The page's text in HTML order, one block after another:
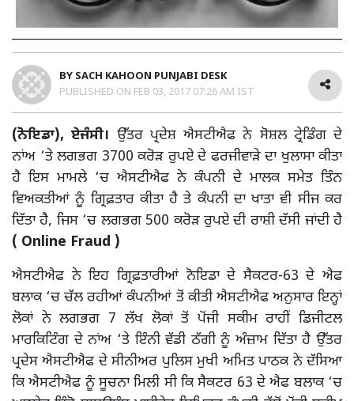
BY SACH KAHOON PUNJABI DESK
PUBLISHED ON FEB 03, 2017 07:26 AM IST
(ਨੋਇਡਾ), ਏਜੰਸੀ। ਉੱਤਰ ਪ੍ਰਦੇਸ਼ ਐਸਟੀਐਫ ਨੇ ਸੋਸ਼ਲ ਟ੍ਰੇਡਿੰਗ ਦੇ
ਨਾਂਅ ‘ਤੇ ਲਗਭਗ 3700 ਕਰੋੜ ਰੁਪਏ ਦੇ ਫਰਜੀਵਾੜੇ ਦਾ ਖੁਲਾਸਾ ਕੀਤਾ
ਹੈ ਇਸ ਮਾਮਲੇ ‘ਚ ਐਸਟੀਐਫ ਨੇ ਕੰਪਨੀ ਦੇ ਮਾਲਕ ਸਮੇਤ ਤਿੰਨ
ਵਿਅਕਤੀਆਂ ਨੂੰ ਗ੍ਰਿਫ਼ਤਾਰ ਕੀਤਾ ਹੈ ਤੇ ਕੰਪਨੀ ਦਾ ਖਾਤਾ ਵੀ ਸੀਜ ਕਰ
ਦਿੱਤਾ ਹੈ, ਜਿਸ ‘ਚ ਲਗਭਗ 500 ਕਰੋੜ ਰੁਪਏ ਦੀ ਰਾਸ਼ੀ ਦੱਸੀ ਜਾਂਦੀ ਹੈ
( Online Fraud )
ਐਸਟੀਐਫ ਨੇ ਇਹ ਗ੍ਰਿਫ਼ਤਾਰੀਆਂ ਨੋਇਡਾ ਦੇ ਸੈਕਟਰ-63 ਦੇ ਐਫ
ਬਲਾਕ ‘ਚ ਚੱਲ ਰਹੀਆਂ ਕੰਪਨੀਆਂ ਤੋਂ ਕੀਤੀ ਐਸਟੀਐਫ ਅਨੁਸਾਰ ਇਨ੍ਹਾਂ
ਲੋਕਾਂ ਨੇ ਲਗਭਗ 7 ਲੱਖ ਲੋਕਾਂ ਤੋਂ ਪੋਂਜੀ ਸਕੀਮ ਰਾਹੀਂ ਡਿਜੀਟਲ
ਮਾਰਕਿਟਿੰਗ ਦੇ ਨਾਂਅ ‘ਤੇ ਇੰਨੀ ਵੱਡੀ ਠੱਗੀ ਨੂੰ ਅੰਜ਼ਾਮ ਦਿੱਤਾ ਹੈ ਉੱਤਰ
ਪ੍ਰਦੇਸ ਐਸਟੀਐਫ ਦੇ ਸੀਨੀਅਰ ਪੁਲਿਸ ਮੁਖੀ ਅਮਿਤ ਪਾਠਕ ਨੇ ਦੱਸਿਆ
ਕਿ ਐਸਟੀਐਫ ਨੂੰ ਸੂਚਨਾ ਮਿਲੀ ਸੀ ਕਿ ਸੈਕਟਰ 63 ਦੇ ਐਫ ਬਲਾਕ ‘ਚ